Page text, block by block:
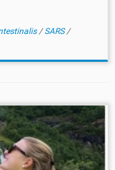
/SARS/